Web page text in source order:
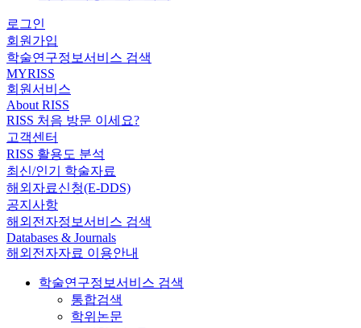
로그인
회원가입
학술연구정보서비스 검색
MYRISS
회원서비스
About RISS
RISS 처음 방문 이세요?
고객센터
RISS 활용도 분석
최신/인기 학술자료
해외자료신청(E-DDS)
공지사항
해외전자정보서비스 검색
Databases & Journals
해외전자자료 이용안내
학술연구정보서비스 검색
통합검색
학위논문